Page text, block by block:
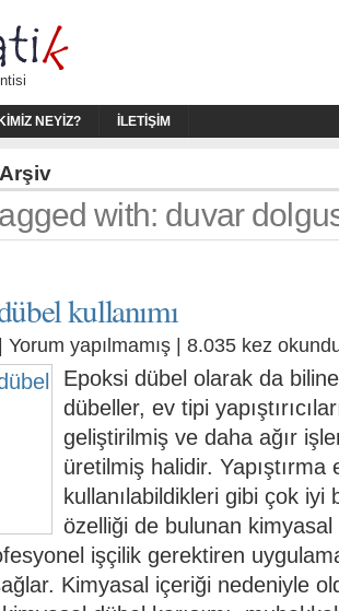
KIMIZ NEYIZ? İLETIŞIM
with: duvar
kullanımı
Yorum yapılmamış | 8.035 kez
Epoksi dübel olarak da
dübeller, ev tipi
geliştirilmiş ve daha ağır
üretilmiş halidir. Yapıştırma
kullanılabildikleri gibi çok
özelliği de bulunan
işçilik gerektiren
Kimyasal içeriği nedeniyle